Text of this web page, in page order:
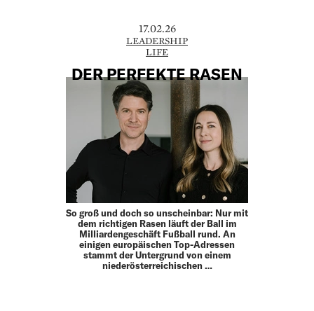
17.02.26
LEADERSHIP
LIFE
DER PERFEKTE RASEN
So groß und doch so unscheinbar: Nur mit
dem richtigen Rasen läuft der Ball im
Milliardengeschäft Fußball rund. An
einigen europäischen Top-Adressen
stammt der Untergrund von einem
niederösterreichischen …